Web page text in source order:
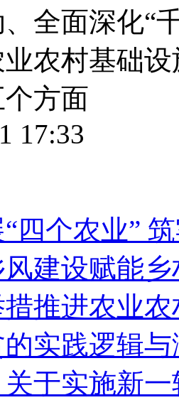
全面深化“
农村基础
方面
17:33
四个农业”
建设赋能
推进农业
实践逻辑
于实施新